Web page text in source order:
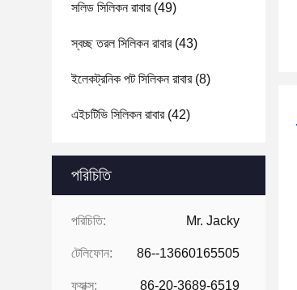
সলিড সিলিকন রাবার(49)
স্বচ্ছ তরল সিলিকন রাবার(43)
ইলেকট্রনিক পট সিলিকন রাবার(8)
এইচটিভি সিলিকন রাবার(42)
পরিচিতি
পরিচিতি: Mr. Jacky
টেলিফোন: 86--13660165505
ফ্যাক্স: 86-20-3689-6519